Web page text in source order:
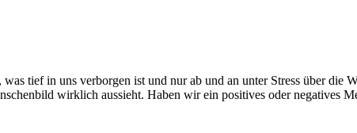
tief in uns verborgen ist und nur ab und an unter Stress über die
wirklich aussieht. Haben wir ein positives oder negatives